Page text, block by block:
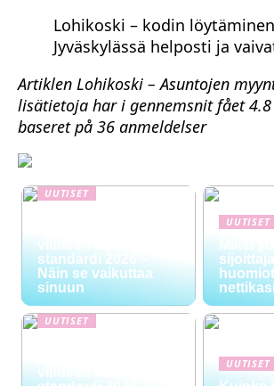
Lohikoski – kodin löytäminen
Jyväskylässä helposti ja
Artiklen Lohikoski – Asuntojen
lisätietoja har i gennemsnit fået4.8
baseret på 36 anmeldelser
UUTISET
viihteen uusi
standardi 2026 –
Näin se vaikuttaa
sinuun
UUTISET
Miksi
UUTISET
viihteen uusi
UUTISET